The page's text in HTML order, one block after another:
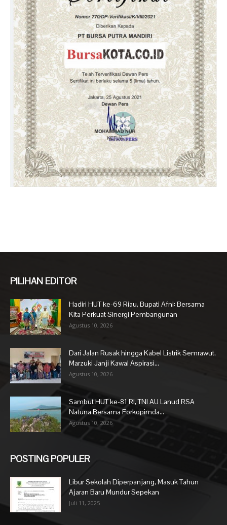
PILIHAN EDITOR
Hadiri HUT ke-69 Riau, Bupati Afni: Bersama
Kita Perkuat Sinergi Pembangunan
Agustus 10, 2026
Dari Jalan Rusak hingga Kabel Listrik Semrawut,
Marzuki Janji Kawal Aspirasi...
Agustus 10, 2026
Sambut HUT ke-81 RI, TNI AU Lanud RSA
Natuna Bersama Forkopimda...
Agustus 10, 2026
POSTING POPULER
Libur Sekolah Diperpanjang, Masuk Tahun
Ajaran Baru Mundur Sepekan
Juli 11, 2025